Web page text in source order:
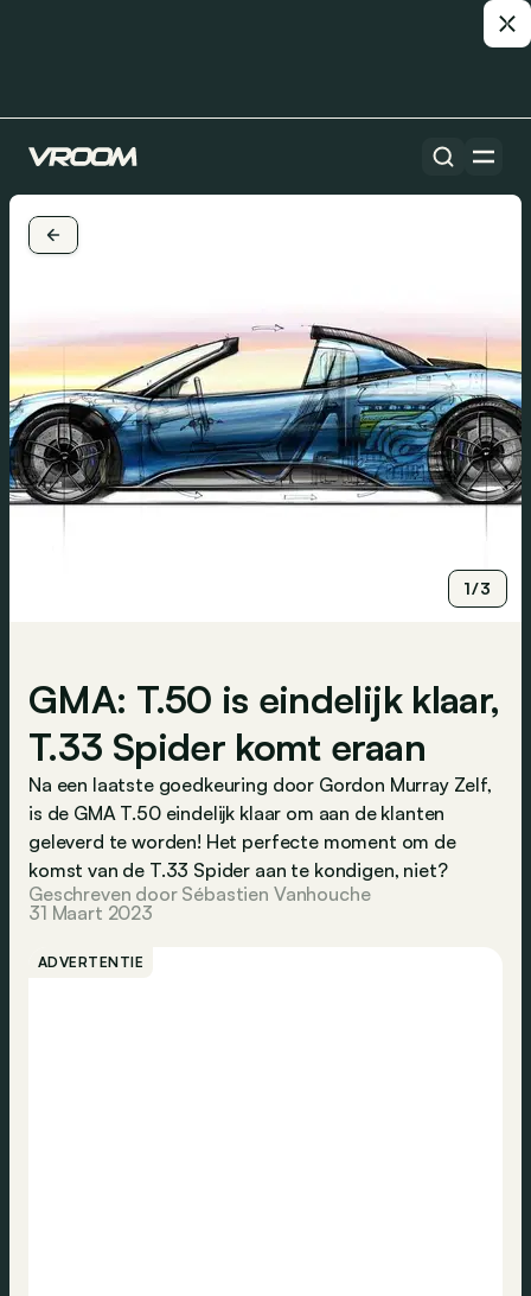
1/3
GMA: T.50 is eindelijk klaar,
T.33 Spider komt eraan
Na een laatste goedkeuring door Gordon Murray Zelf,
is de GMA T.50 eindelijk klaar om aan de klanten
geleverd te worden! Het perfecte moment om de
komst van de T.33 Spider aan te kondigen, niet?
Geschreven door Sébastien Vanhouche
31 Maart 2023
ADVERTENTIE